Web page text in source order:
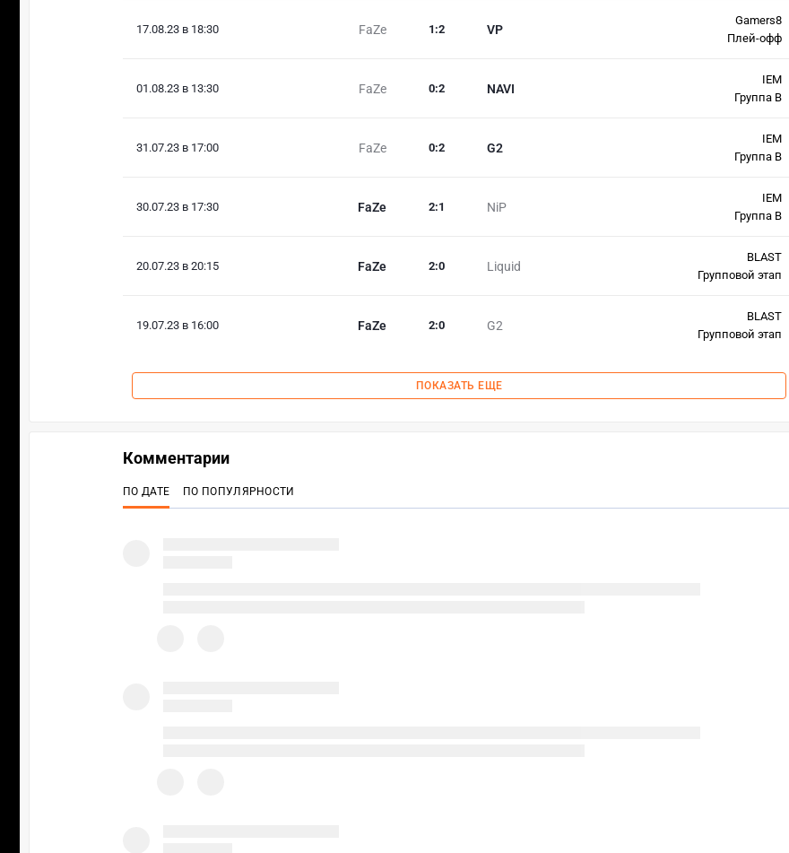
17.08.23 в 18:30 FaZe VP
1 :2
Gamers8
Плей-офф
01.08.23 в 13:30 FaZe NAVI
0:2
IEM
Группа B
31.07.23 в 17:00 FaZe G2
0:2
IEM
Группа B
30.07.23 в 17:30 FaZe NiP
2:1
IEM
Группа B
20.07.23 в 20:15 FaZe Liquid
2:0
BLAST
Групповой этап
19.07.23 в 16:00 FaZe G2
2:0
BLAST
Групповой этап
ПОКАЗАТЬ ЕЩЕ
Комментарии
ПО ДАТЕ ПО ПОПУЛЯРНОСТИ